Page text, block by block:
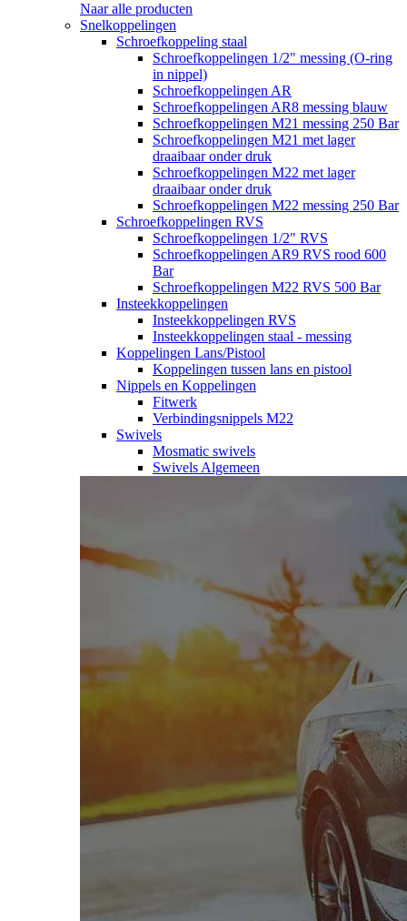
Naar alle producten
Snelkoppelingen
Schroefkoppeling staal
Schroefkoppelingen 1/2" messing (O-ring
in nippel)
Schroefkoppelingen AR
Schroefkoppelingen AR8 messing blauw
Schroefkoppelingen M21 messing 250 Bar
Schroefkoppelingen M21 met lager
draaibaar onder druk
Schroefkoppelingen M22 met lager
draaibaar onder druk
Schroefkoppelingen M22 messing 250 Bar
Schroefkoppelingen RVS
Schroefkoppelingen 1/2" RVS
Schroefkoppelingen AR9 RVS rood 600
Bar
Schroefkoppelingen M22 RVS 500 Bar
Insteekkoppelingen
Insteekkoppelingen RVS
Insteekkoppelingen staal - messing
Koppelingen Lans/Pistool
Koppelingen tussen lans en pistool
Nippels en Koppelingen
Fitwerk
Verbindingsnippels M22
Swivels
Mosmatic swivels
Swivels Algemeen